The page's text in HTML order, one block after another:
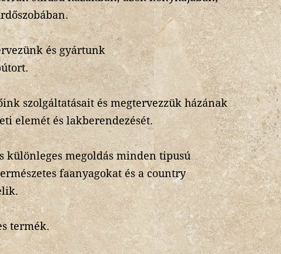
és gyártunk
szolgáltatásait és megtervezzük házának
elemét és lakberendezését.
különleges megoldás minden tipusú
faanyagokat és a country
termék.